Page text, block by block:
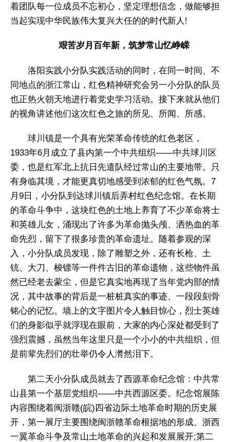
着团队每一位成员不忘初心，坚定理想信念，做能够担
当起实现中华民族伟大复兴大任的的时代新人!
艰苦岁月百年新，筑梦常山忆峥嵘
洛阳实践小分队实践活动的同时，在同一时间、不
同地点的浙江常山，红色精神研究会另一小分队的队员
也正热火朝天地进行着党史学习活动。接下来就从他们
的视角讲述他们这次红色之旅的所见、所闻、所感。
球川镇是一个具有光荣革命传统的红色老区，
1933年6月成立了县内第一个中共组织——中共球川区
委，也是红军北上抗日先遣队经过常山的主要地带。只
有身临其境，才能更真切地感受到浓郁的红色气氛。7
月9日，小分队到达球川镇后弄村红色纪念馆。在长期
的革命斗争中，这块红色的土地上养育了不少革命将士
和英雄儿女，涌现出了许多为革命抛头颅、洒热血的革
命先烈，留下了很多珍贵的革命遗址。随着参观的深
入，小分队成员发现，除了雕塑之外，还有长枪、土
铳、大刀、梭镖等一件件古旧的革命遗物，这些物件虽
然已经老去蒙尘，但是它真实地再现了当年党内部的情
况，其中故事的背后是一桩桩真实的事迹、一段段刻骨
铭心的记忆。墙上的文字图片令人触目惊心，烈士英雄
们的身影似乎就浮现在眼前，大家的内心深处都受到了
强烈震撼，虽然当年这里只是一个小小的中共组织，但
是前辈先烈们的壮举仍令人潸然泪下。
第二天小分队成员就去了西源革命纪念馆：中共常
山县第一个基层党组织——中共西源区委。纪念馆展陈
内容围绕着闽浙赣(皖)四省边际土地革命时期的历史展
开，第一展厅主要围绕闽浙赣革命根据地的形成、浙西
一翼革命斗争及常山土地革命的兴起和发展展开;第二